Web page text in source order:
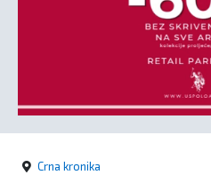
Crna
kronika
Crna kronika